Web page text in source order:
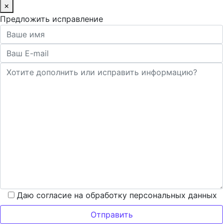
×
Предложить исправление
Даю согласие на обработку персональных данных